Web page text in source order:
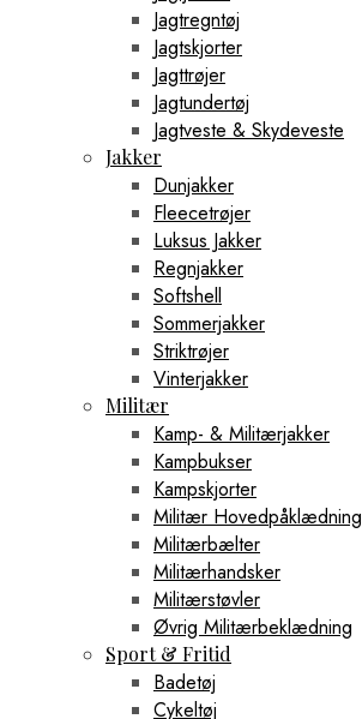
Jagtregntøj
Jagtskjorter
Jagttrøjer
Jagtundertøj
Jagtveste & Skydeveste
Jakker
Dunjakker
Fleecetrøjer
Luksus Jakker
Regnjakker
Softshell
Sommerjakker
Striktrøjer
Vinterjakker
Militær
Kamp- & Militærjakker
Kampbukser
Kampskjorter
Militær Hovedpåklædning
Militærbælter
Militærhandsker
Militærstøvler
Øvrig Militærbeklædning
Sport & Fritid
Badetøj
Cykeltøj